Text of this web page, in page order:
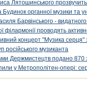
Лятошинського
органної музики та
Барвінського -
філармонії проводять
концерт "Музика
російського музиканта
Держмистецтв подано 870
у Метрополітен-опері: